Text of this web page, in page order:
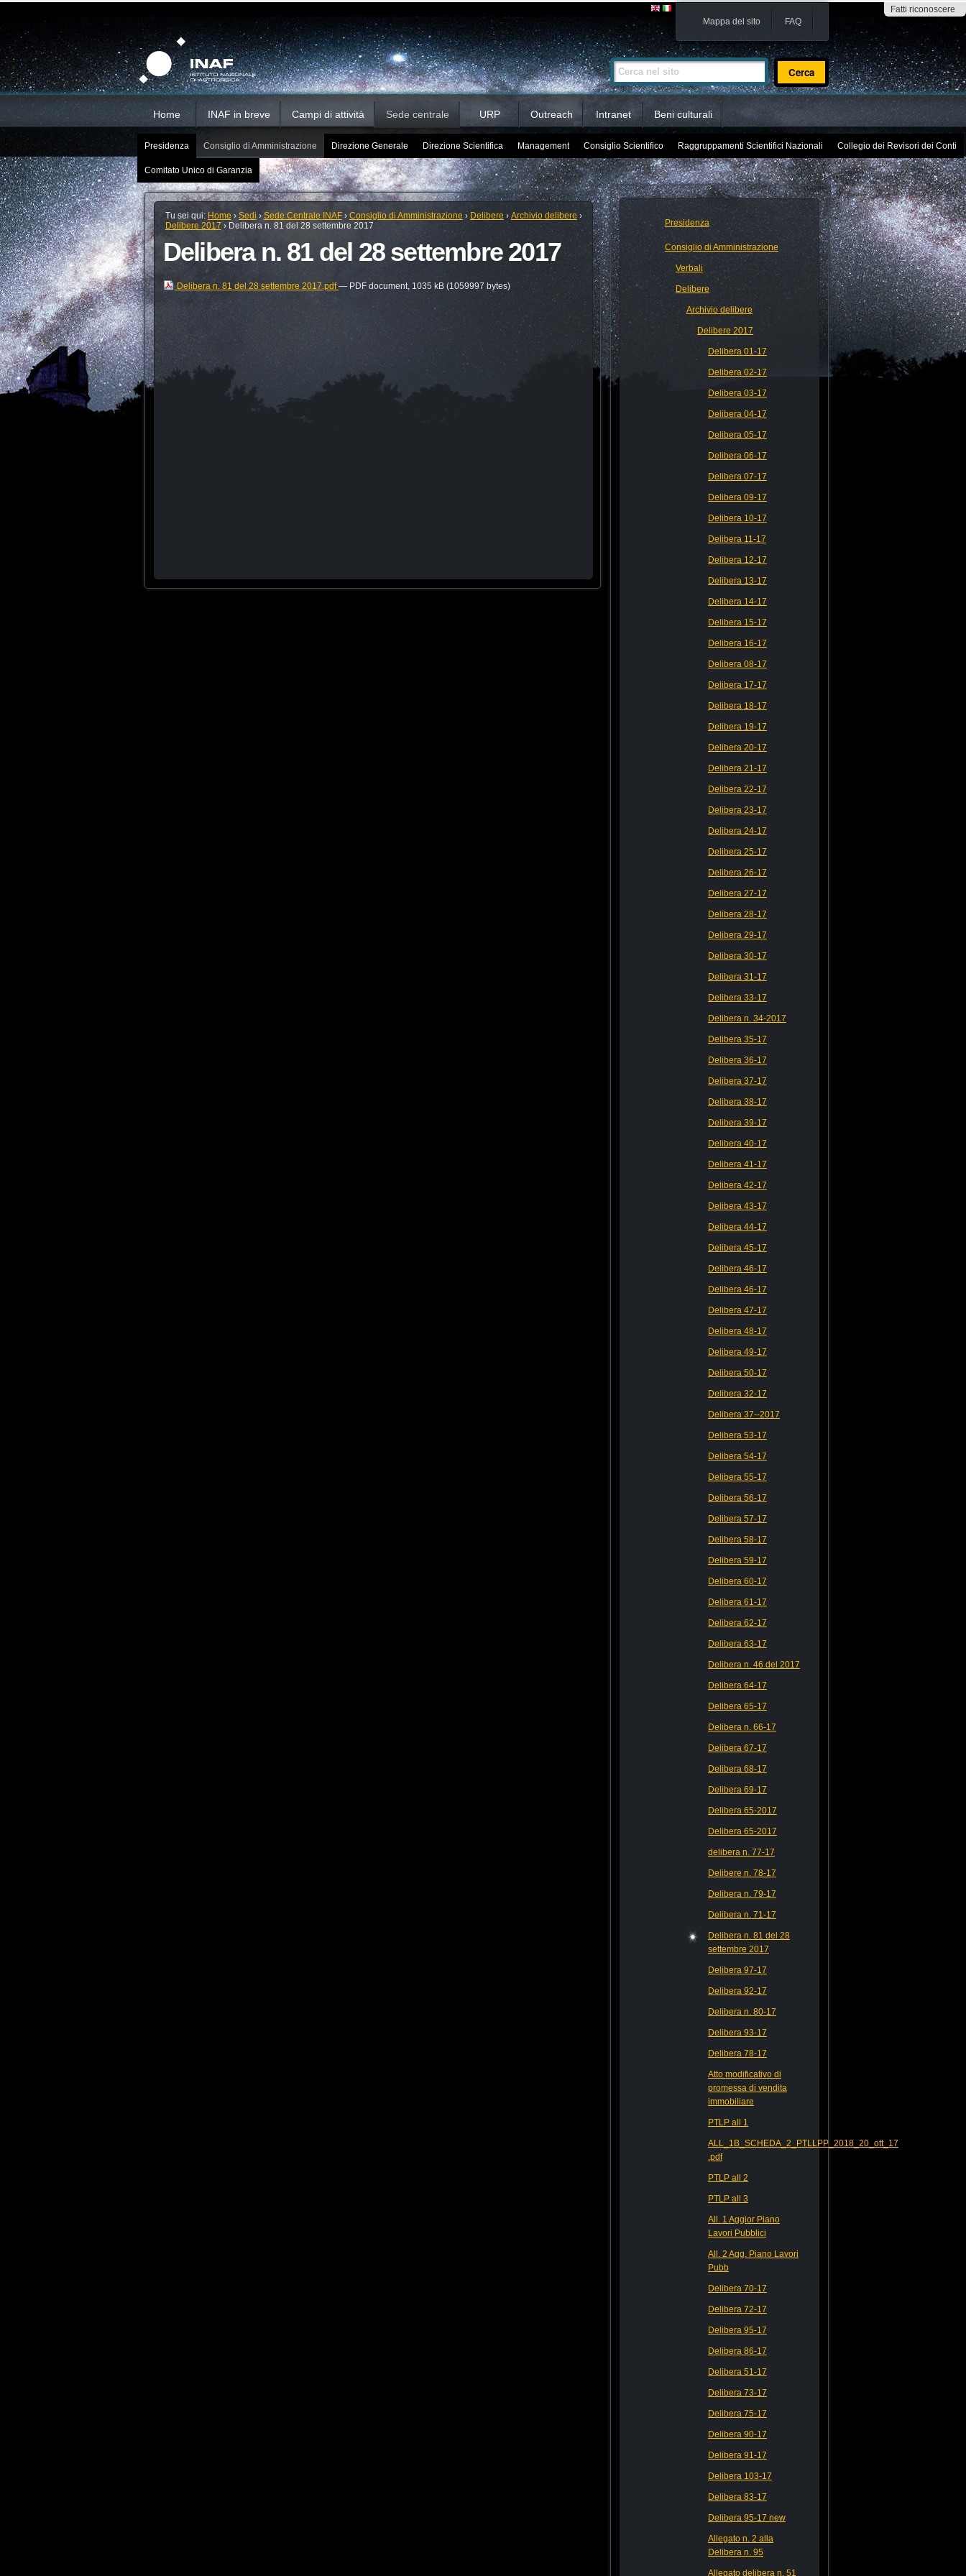
Fatti riconoscere
contenuti.
Salta
alla
navigazione
Mappa del sito FAQ
Cerca nel sito
Ricerca
avanzata…
Home INAF in breve Campi di attività Sede centrale URP Outreach Intranet Beni culturali
Presidenza Consiglio di Amministrazione Direzione Generale Direzione Scientifica Management Consiglio Scientifico Raggruppamenti Scientifici Nazionali Collegio dei Revisori dei Conti
Comitato Unico di Garanzia
Tu sei qui: Home › Sedi › Sede Centrale INAF › Consiglio di Amministrazione › Delibere › Archivio delibere ›
Delibere 2017 › Delibera n. 81 del 28 settembre 2017
Delibera n. 81 del 28 settembre 2017
Delibera n. 81 del 28 settembre 2017.pdf— PDF document, 1035 kB (1059997 bytes)
Presidenza
Consiglio di Amministrazione
Verbali
Delibere
Archivio delibere
Delibere 2017
Delibera 01-17
Delibera 02-17
Delibera 03-17
Delibera 04-17
Delibera 05-17
Delibera 06-17
Delibera 07-17
Delibera 09-17
Delibera 10-17
Delibera 11-17
Delibera 12-17
Delibera 13-17
Delibera 14-17
Delibera 15-17
Delibera 16-17
Delibera 08-17
Delibera 17-17
Delibera 18-17
Delibera 19-17
Delibera 20-17
Delibera 21-17
Delibera 22-17
Delibera 23-17
Delibera 24-17
Delibera 25-17
Delibera 26-17
Delibera 27-17
Delibera 28-17
Delibera 29-17
Delibera 30-17
Delibera 31-17
Delibera 33-17
Delibera n. 34-2017
Delibera 35-17
Delibera 36-17
Delibera 37-17
Delibera 38-17
Delibera 39-17
Delibera 40-17
Delibera 41-17
Delibera 42-17
Delibera 43-17
Delibera 44-17
Delibera 45-17
Delibera 46-17
Delibera 46-17
Delibera 47-17
Delibera 48-17
Delibera 49-17
Delibera 50-17
Delibera 32-17
Delibera 37--2017
Delibera 53-17
Delibera 54-17
Delibera 55-17
Delibera 56-17
Delibera 57-17
Delibera 58-17
Delibera 59-17
Delibera 60-17
Delibera 61-17
Delibera 62-17
Delibera 63-17
Delibera n. 46 del 2017
Delibera 64-17
Delibera 65-17
Delibera n. 66-17
Delibera 67-17
Delibera 68-17
Delibera 69-17
Delibera 65-2017
Delibera 65-2017
delibera n. 77-17
Delibere n. 78-17
Delibera n. 79-17
Delibera n. 71-17
Delibera n. 81 del 28
settembre 2017
Delibera 97-17
Delibera 92-17
Delibera n. 80-17
Delibera 93-17
Delibera 78-17
Atto modificativo di
promessa di vendita
immobiliare
PTLP all 1
ALL_1B_SCHEDA_2_PTLLPP_2018_20_ott_17
.pdf
PTLP all 2
PTLP all 3
All. 1 Aggior Piano
Lavori Pubblici
All. 2 Agg. Piano Lavori
Pubb
Delibera 70-17
Delibera 72-17
Delibera 95-17
Delibera 86-17
Delibera 51-17
Delibera 73-17
Delibera 75-17
Delibera 90-17
Delibera 91-17
Delibera 103-17
Delibera 83-17
Delibera 95-17 new
Allegato n. 2 alla
Delibera n. 95
Allegato delibera n. 51